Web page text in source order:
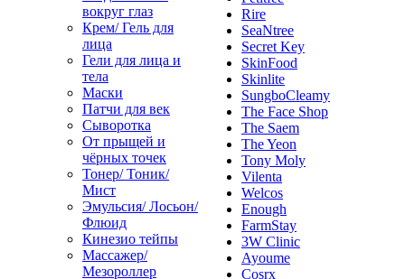
вокруг глаз
Крем/ Гель для
лица
Гели для лица и
тела
Маски
Патчи для век
Сыворотка
От прыщей и
чёрных точек
Тонер/ Тоник/
Мист
Эмульсия/ Лосьон/
Флюид
Кинезио тейпы
Массажер/
Мезороллер
Rire
SeaNtree
Secret Key
SkinFood
Skinlite
SungboCleamy
The Face Shop
The Saem
The Yeon
Tony Moly
Vilenta
Welcos
Enough
FarmStay
3W Clinic
Ayoume
Cosrx